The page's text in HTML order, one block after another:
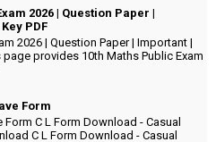
2026 | Question Paper |
PDF
2026 | Question Paper | Important |
page provides 10th Maths Public Exam
Form
C L Form Download - Casual
C L Form Download - Casual